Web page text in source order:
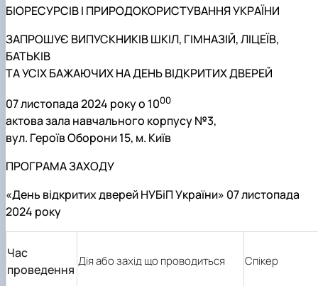
БІОРЕСУРСІВ І ПРИРОДОКОРИСТУВАННЯ УКРАЇНИ
ЗАПРОШУЄ ВИПУСКНИКІВ ШКІЛ, ГІМНАЗІЙ, ЛІЦЕЇВ,
БАТЬКІВ
ТА УСІХ БАЖАЮЧИХ НА ДЕНЬ ВІДКРИТИХ ДВЕРЕЙ
07 листопада 2024 року о 1000
актова зала навчального корпусу №3,
вул. Героїв Оборони 15, м. Київ
ПРОГРАМА ЗАХОДУ
«День відкритих дверей НУБіП України» 07 листопада
2024 року
Час
проведення
Дія або захід що проводиться Спікер